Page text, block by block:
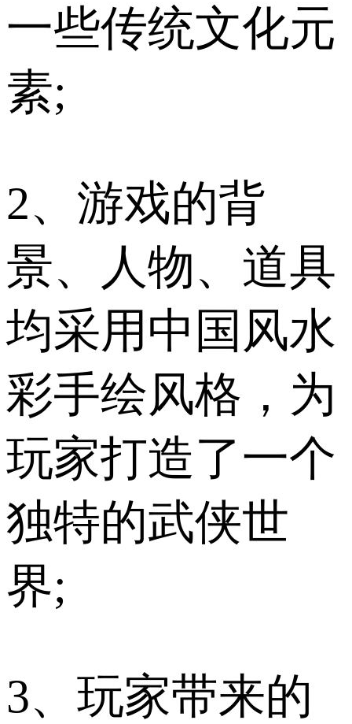
一些传统文化元
素;
2、游戏的背
景、人物、道具
均采用中国风水
彩手绘风格，为
玩家打造了一个
独特的武侠世
界;
3、玩家带来的